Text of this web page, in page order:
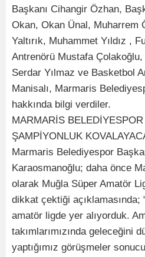
Başkanı Cihangir Özhan,
Okan, Okan Ünal, Muharrem
Yaltırık, Muhammet Yıldız ,
Antrenörü Mustafa
Serdar Yılmaz ve Basketbol
Manisalı, Marmaris
hakkında bilgi verdiler.
MARMARİS
ŞAMPİYONLUK
Marmaris Belediyespor
Karaosmanoğlu; daha önce
olarak Muğla Süper Amatör
dikkat çektiği açıklamasında;
amatör ligde yer alıyorduk.
takımlarımızında geleceğini
yaptığımız görüşmeler